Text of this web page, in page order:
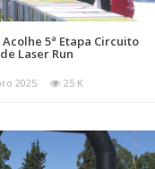
5ª Etapa Circuito
Laser Run
2025 25 K